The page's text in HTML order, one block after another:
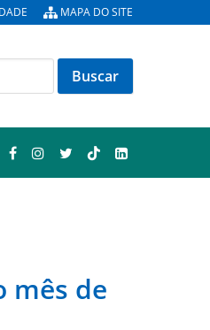
MAPA DO SITE
mês de